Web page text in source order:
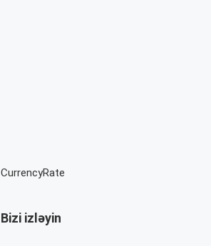
CurrencyRate
Bizi izləyin